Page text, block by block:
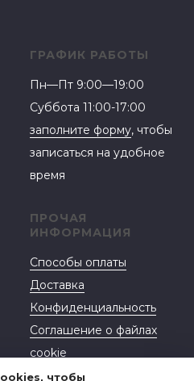
чтобы
ГРАФИК РАБОТЫ
Пн—Пт 9:00—19:00
Суббота 11:00-17:00
заполните форму, чтобы
записаться на удобное
время
ПРОЧАЯ
ИНФОРМАЦИЯ
Способы оплаты
Доставка
Конфиденциальность
Соглашение о файлах
cookie
Договор-оферта